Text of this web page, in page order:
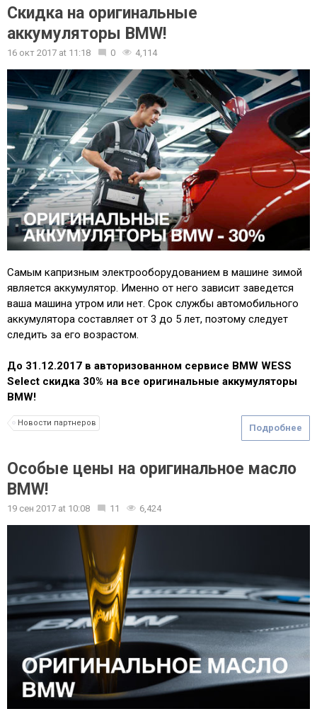
Скидка на оригинальные
аккумуляторы BMW!
16 окт 2017 at 11:18 0 4,114
Самым капризным электрооборудованием в машине зимой
является аккумулятор. Именно от него зависит заведется
ваша машина утром или нет. Срок службы автомобильного
аккумулятора составляет от 3 до 5 лет, поэтому следует
следить за его возрастом.
До 31.12.2017 в авторизованном сервисе BMW WESS
Select скидка 30% на все оригинальные аккумуляторы
BMW!
Подробнее
Новости партнеров
Особые цены на оригинальное масло
BMW!
19 сен 2017 at 10:08 11 6,424